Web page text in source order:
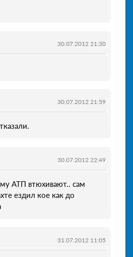
30.07.2012 21:30
30.07.2012 21:59
30.07.2012 22:49
АТП втюхивают.. сам
ездил кое как до
31.07.2012 11:05